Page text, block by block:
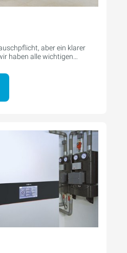
aber ein klarer
haben alle wichtigen